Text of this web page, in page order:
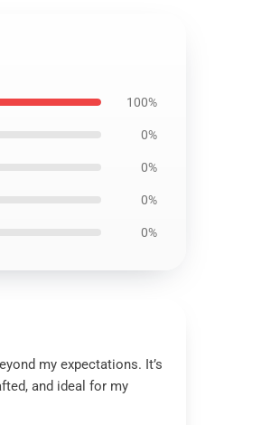
100%
0%
0%
0%
0%
my expectations. It’s
and ideal for my